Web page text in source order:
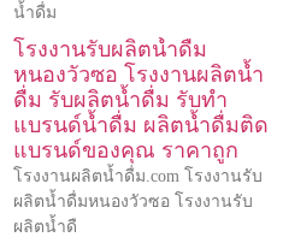
น้ำดื่ม
โรงงานรับผลิตน้ำดื่ม
หนองวัวซอ โรงงานผลิตน้ำ
ดื่ม รับผลิตน้ำดื่ม รับทำ
แบรนด์น้ำดื่ม ผลิตน้ำดื่มติด
แบรนด์ของคุณ ราคาถูก
โรงงานผลิตน้ำดื่ม.com โรงงานรับ
ผลิตน้ำดื่มหนองวัวซอ โรงงานรับ
ผลิตน้ำดื